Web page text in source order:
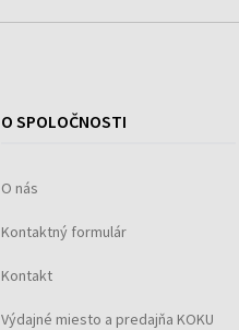
O SPOLOČNOSTI
O nás
Kontaktný formulár
Kontakt
Výdajné miesto a predajňa KOKU